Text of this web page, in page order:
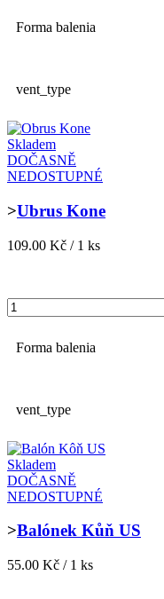
Forma balenia
vent_type
Skladem
DOČASNĚ
NEDOSTUPNÉ
>Ubrus Kone
109.00 Kč / 1 ks
Forma balenia
vent_type
Skladem
DOČASNĚ
NEDOSTUPNÉ
>Balónek Kůň US
55.00 Kč / 1 ks